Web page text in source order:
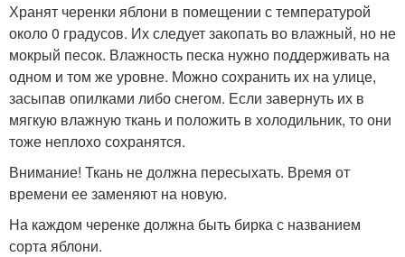
Хранят черенки яблони в помещении с температурой
около 0 градусов. Их следует закопать во влажный, но не
мокрый песок. Влажность песка нужно поддерживать на
одном и том же уровне. Можно сохранить их на улице,
засыпав опилками либо снегом. Если завернуть их в
мягкую влажную ткань и положить в холодильник, то они
тоже неплохо сохранятся.
Внимание! Ткань не должна пересыхать. Время от
времени ее заменяют на новую.
На каждом черенке должна быть бирка с названием
сорта яблони.